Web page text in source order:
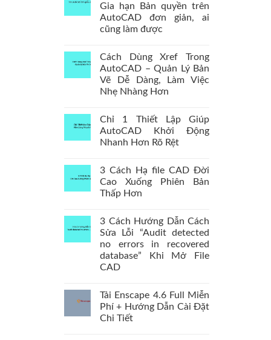
Gia hạn Bản quyền trên
AutoCAD đơn giản, ai
cũng làm được
Cách Dùng Xref Trong
AutoCAD – Quản Lý Bản
Vẽ Dễ Dàng, Làm Việc
Nhẹ Nhàng Hơn
Chỉ 1 Thiết Lập Giúp
AutoCAD Khởi Động
Nhanh Hơn Rõ Rệt
3 Cách Hạ file CAD Đời
Cao Xuống Phiên Bản
Thấp Hơn
3 Cách Hướng Dẫn Cách
Sửa Lỗi “Audit detected
no errors in recovered
database” Khi Mở File
CAD
Tải Enscape 4.6 Full Miễn
Phí + Hướng Dẫn Cài Đặt
Chi Tiết